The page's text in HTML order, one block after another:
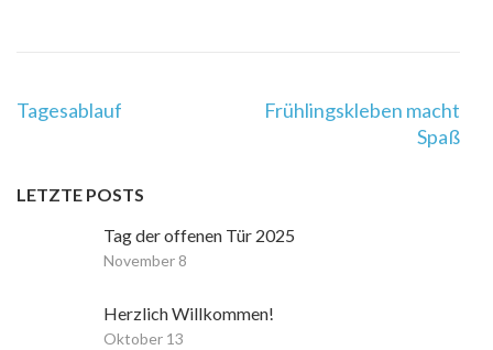
Beitragsnavigation
Tagesablauf
Frühlingskleben macht
Spaß
LETZTE POSTS
Tag der offenen Tür 2025
November 8
Herzlich Willkommen!
Oktober 13